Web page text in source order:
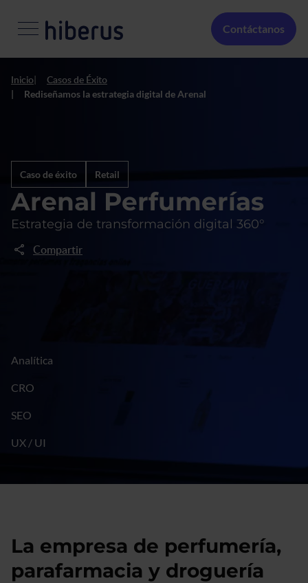
Menú Secundario
Contáctanos
Inicio Casos de Éxito
Rediseñamos la estrategia digital de Arenal
Arenal Perfumerías
Caso de éxito Retail
Estrategia de transformación digital 360°
Compartir
Analítica
CRO
SEO
UX / UI
La empresa de perfumería,
parafarmacia y droguería